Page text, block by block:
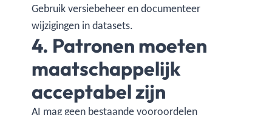
Gebruik versiebeheer en documenteer
wijzigingen in datasets.
4. Patronen moeten
maatschappelijk
acceptabel zijn
AI mag geen bestaande vooroordelen